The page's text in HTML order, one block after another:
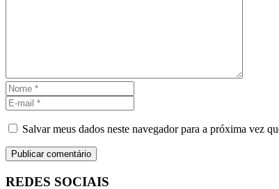
Salvar meus dados neste navegador para a próxima vez
REDES SOCIAIS